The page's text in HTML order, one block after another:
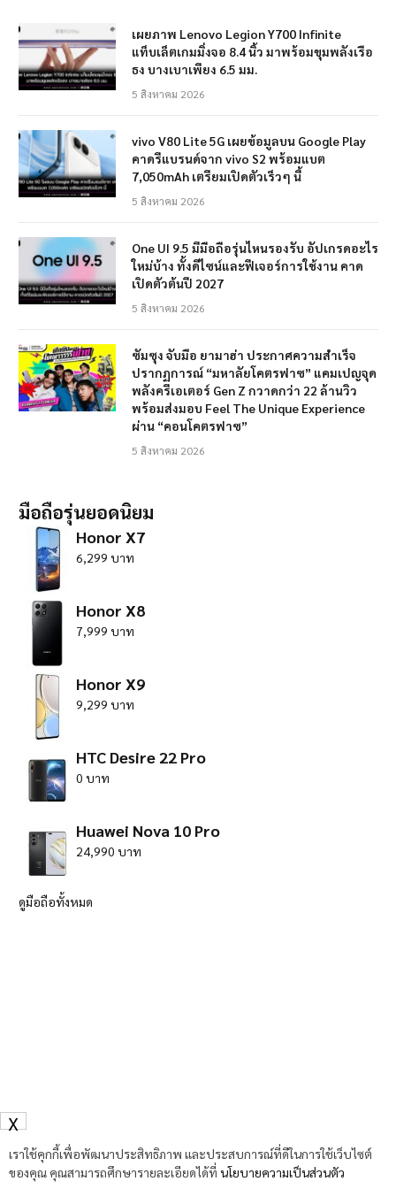
เผยภาพ Lenovo Legion Y700 Infinite
แท็บเล็ตเกมมิ่งจอ 8.4 นิ้ว มาพร้อมขุมพลังเรือ
ธง บางเบาเพียง 6.5 มม.
5 สิงหาคม 2026
vivo V80 Lite 5G เผยข้อมูลบน Google Play
คาดรีแบรนด์จาก vivo S2 พร้อมแบต
7,050mAh เตรียมเปิดตัวเร็วๆ นี้
5 สิงหาคม 2026
One UI 9.5 มีมือถือรุ่นไหนรองรับ อัปเกรดอะไร
ใหม่บ้าง ทั้งดีไซน์และฟีเจอร์การใช้งาน คาด
เปิดตัวต้นปี 2027
5 สิงหาคม 2026
ซัมซุง จับมือ ยามาฮ่า ประกาศความสำเร็จ
ปรากฏการณ์ “มหาลัยโคตรฟาซ” แคมเปญจุด
พลังครีเอเตอร์ Gen Z กวาดกว่า 22 ล้านวิว
พร้อมส่งมอบ Feel The Unique Experience
ผ่าน “คอนโคตรฟาซ”
5 สิงหาคม 2026
มือถือรุ่นยอดนิยม
Honor X7
6,299 บาท
Honor X8
7,999 บาท
Honor X9
9,299 บาท
HTC Desire 22 Pro
0 บาท
Huawei Nova 10 Pro
24,990 บาท
ดูมือถือทั้งหมด
เราใช้คุกกี้เพื่อพัฒนาประสิทธิภาพ และประสบการณ์ที่ดีในการใช้เว็บไซต์
ของคุณ คุณสามารถศึกษารายละเอียดได้ที่ นโยบายความเป็นส่วนตัว
X